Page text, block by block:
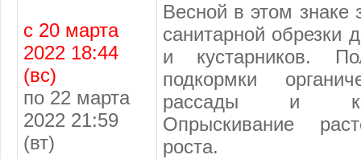
с 20 марта
2022 18:44
(вс)
по 22 марта
2022 21:59
(вт)
Весной в этом знаке
санитарной обрезки
и кустарников.
подкормки
рассады и
Опрыскивание
роста.